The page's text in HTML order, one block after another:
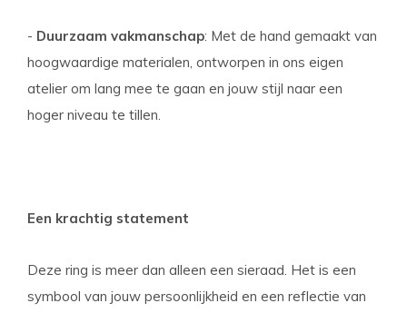
- Duurzaam vakmanschap: Met de hand gemaakt van
hoogwaardige materialen, ontworpen in ons eigen
atelier om lang mee te gaan en jouw stijl naar een
hoger niveau te tillen.
Een krachtig statement
Deze ring is meer dan alleen een sieraad. Het is een
symbool van jouw persoonlijkheid en een reflectie van